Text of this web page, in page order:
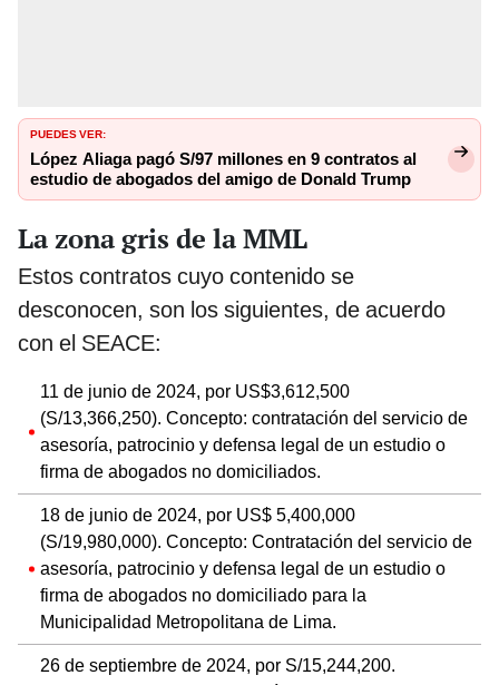
PUEDES VER:
López Aliaga pagó S/97 millones en 9 contratos al
estudio de abogados del amigo de Donald Trump
La zona gris de la MML
Estos contratos cuyo contenido se
desconocen, son los siguientes, de acuerdo
con el SEACE:
11 de junio de 2024, por US$3,612,500
(S/13,366,250). Concepto: contratación del servicio de
asesoría, patrocinio y defensa legal de un estudio o
firma de abogados no domiciliados.
18 de junio de 2024, por US$ 5,400,000
(S/19,980,000). Concepto: Contratación del servicio de
asesoría, patrocinio y defensa legal de un estudio o
firma de abogados no domiciliado para la
Municipalidad Metropolitana de Lima.
26 de septiembre de 2024, por S/15,244,200.